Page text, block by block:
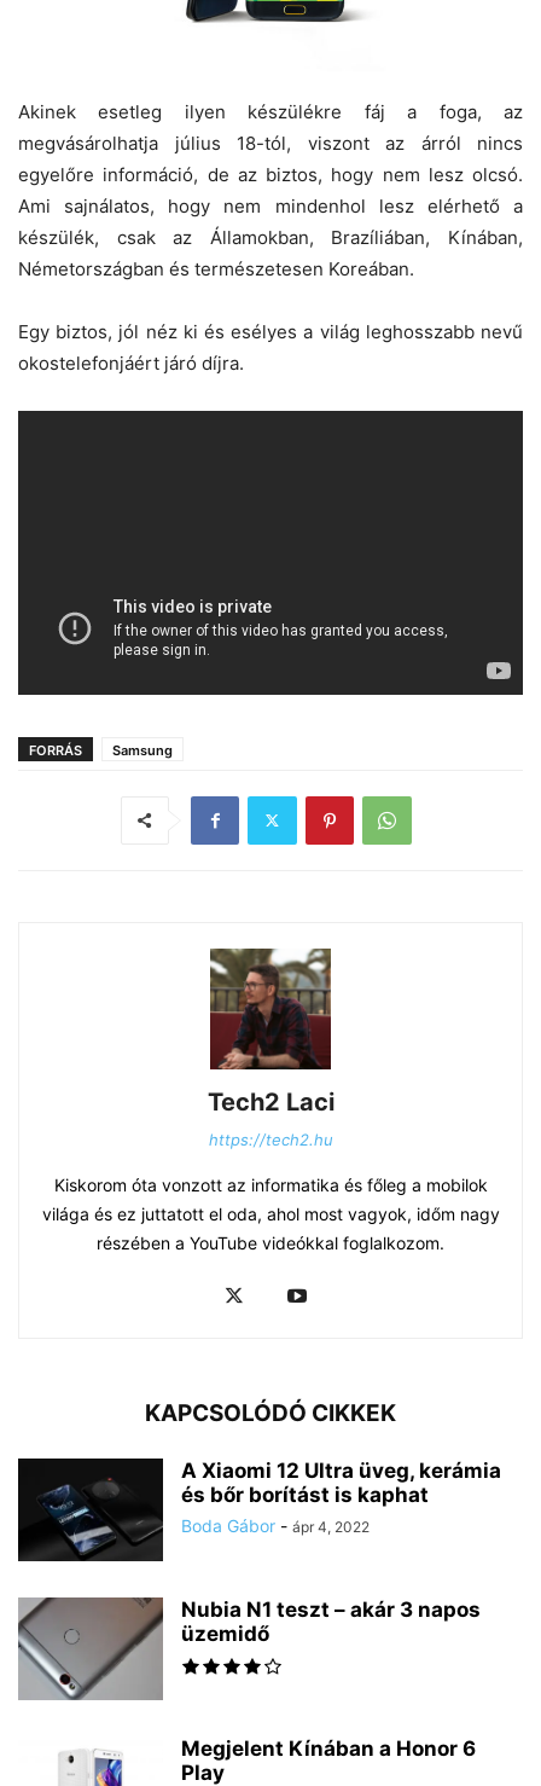
Akinek esetleg ilyen készülékre fáj a foga, az
megvásárolhatja július 18-tól, viszont az árról nincs
egyelőre információ, de az biztos, hogy nem lesz olcsó.
Ami sajnálatos, hogy nem mindenhol lesz elérhető a
készülék, csak az Államokban, Brazíliában, Kínában,
Németországban és természetesen Koreában.
Egy biztos, jól néz ki és esélyes a világ leghosszabb nevű
okostelefonjáért járó díjra.
FORRÁS Samsung
Tech2 Laci
https://tech2.hu
Kiskorom óta vonzott az informatika és főleg a mobilok
világa és ez juttatott el oda, ahol most vagyok, időm nagy
részében a YouTube videókkal foglalkozom.
KAPCSOLÓDÓ CIKKEK
A Xiaomi 12 Ultra üveg, kerámia
és bőr borítást is kaphat
Boda Gábor - ápr 4, 2022
Nubia N1 teszt – akár 3 napos
üzemidő
Megjelent Kínában a Honor 6
Play